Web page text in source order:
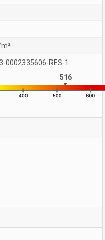
0002335606-RES-1
516